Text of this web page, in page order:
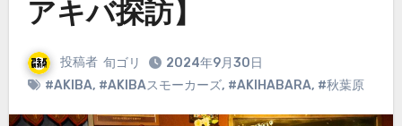
アキバ探訪】
投稿者 旬ゴリ
2024年9月30日
#AKIBA, #AKIBAスモーカーズ, #AKIHABARA, #秋葉原